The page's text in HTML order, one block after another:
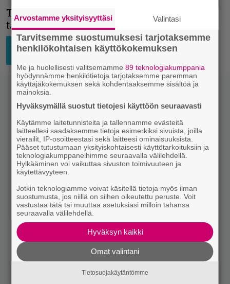
Tästä onkin tulossa mielenkiintoinen
tapaus.
AJATTELEMISEN AIHETTA
3.5.2024
09:24
Arvostamme yksityisyyttäsi Valintasi
Tarvitsemme suostumuksesi tarjotaksemme
henkilökohtaisen käyttökokemuksen
Me ja huolellisesti valitsemamme89 teknologiakumppania
hyödynnämme henkilötietoja tarjotaksemme paremman
käyttäjäkokemuksen sekä kohdentaaksemme sisältöä ja
mainoksia.
Hyväksymällä suostut tietojesi käyttöön seuraavasti
Käytämme laitetunnisteita ja tallennamme evästeitä
laitteellesi saadaksemme tietoja esimerkiksi sivuista, joilla
vierailit, IP-osoitteestasi sekä laitteesi ominaisuuksista.
Pääset tutustumaan yksityiskohtaisesti käyttötarkoituksiin ja
teknologiakumppaneihimme seuraavalla välilehdellä.
Hylkääminen voi vaikuttaa sivuston toimivuuteen ja
käytettävyyteen.
Jotkin teknologiamme voivat käsitellä tietoja myös ilman
suostumusta, jos niillä on siihen oikeutettu peruste. Voit
vastustaa tätä tai muuttaa asetuksiasi milloin tahansa
seuraavalla välilehdellä.
Hyväksyn kaikki
Omat valintani
Tietosuojakäytäntömme